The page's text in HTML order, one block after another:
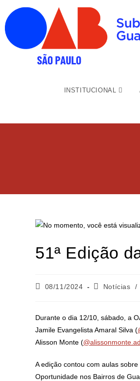
INSTITUCIONAL
51ª Edição
08/11/2024 Notícias /
Durante o dia 12/10, sábado, a
Jamile Evangelista Amaral Silva (
Alisson Monte (
A edição contou com aulas
Oportunidade nos Bairros de